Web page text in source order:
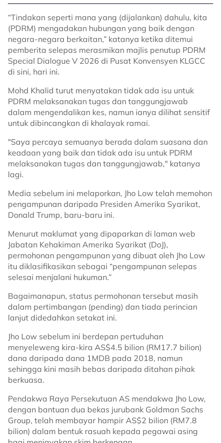
“Tindakan seperti mana yang (dijalankan) dahulu, kita
(PDRM) mengadakan hubungan yang baik dengan
negara-negara berkaitan,” katanya ketika ditemui
pemberita selepas merasmikan majlis penutup PDRM
Special Dialogue V 2026 di Pusat Konvensyen KLGCC
di sini, hari ini.
Mohd Khalid turut menyatakan tidak ada isu untuk
PDRM melaksanakan tugas dan tanggungjawab
dalam mengendalikan kes, namun ianya dilihat sensitif
untuk dibincangkan di khalayak ramai.
"Saya percaya semuanya berada dalam suasana dan
keadaan yang baik dan tidak ada isu untuk PDRM
melaksanakan tugas dan tanggungjawab," katanya
lagi.
Media sebelum ini melaporkan, Jho Low telah memohon
pengampunan daripada Presiden Amerika Syarikat,
Donald Trump, baru-baru ini.
Menurut maklumat yang dipaparkan di laman web
Jabatan Kehakiman Amerika Syarikat (DoJ),
permohonan pengampunan yang dibuat oleh Jho Low
itu diklasifikasikan sebagai “pengampunan selepas
selesai menjalani hukuman.”
Bagaimanapun, status permohonan tersebut masih
dalam pertimbangan (pending) dan tiada perincian
lanjut didedahkan setakat ini.
Jho Low sebelum ini berdepan pertuduhan
menyeleweng kira-kira AS$4.5 bilion (RM17.7 bilion)
dana daripada dana 1MDB pada 2018, namun
sehingga kini masih bebas daripada ditahan pihak
berkuasa.
Pendakwa Raya Persekutuan AS mendakwa Jho Low,
dengan bantuan dua bekas jurubank Goldman Sachs
Group, telah membayar hampir AS$2 bilion (RM7.8
bilion) dalam bentuk rasuah kepada pegawai asing